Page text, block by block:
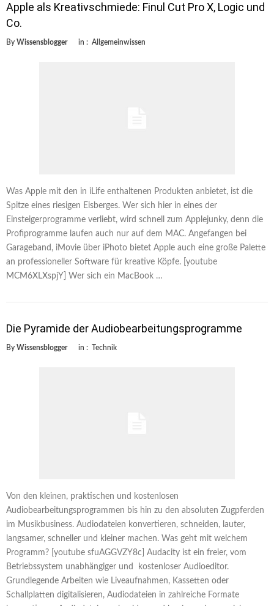
Apple als Kreativschmiede: Finul Cut Pro X, Logic und
Co.
By Wissensblogger in : Allgemeinwissen
Was Apple mit den in iLife enthaltenen Produkten anbietet, ist die
Spitze eines riesigen Eisberges. Wer sich hier in eines der
Einsteigerprogramme verliebt, wird schnell zum Applejunky, denn die
Profiprogramme laufen auch nur auf dem MAC. Angefangen bei
Garageband, iMovie über iPhoto bietet Apple auch eine große Palette
an professioneller Software für kreative Köpfe. [youtube
MCM6XLXspjY] Wer sich ein MacBook …
Die Pyramide der Audiobearbeitungsprogramme
By Wissensblogger in : Technik
Von den kleinen, praktischen und kostenlosen
Audiobearbeitungsprogrammen bis hin zu den absoluten Zugpferden
im Musikbusiness. Audiodateien konvertieren, schneiden, lauter,
langsamer, schneller und kleiner machen. Was geht mit welchem
Programm? [youtube sfuAGGVZY8c] Audacity ist ein freier, vom
Betriebssystem unabhängiger und kostenloser Audioeditor.
Grundlegende Arbeiten wie Liveaufnahmen, Kassetten oder
Schallplatten digitalisieren, Audiodateien in zahlreiche Formate